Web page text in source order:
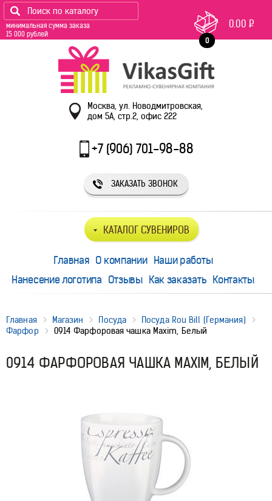
минимальная сумма заказа
15 000 рублей
0
0.00 Р
Москва, ул. Новодмитровская,
дом 5А, стр.2, офис 222
+7 (906) 701-98-88
ЗАКАЗАТЬ ЗВОНОК
КАТАЛОГ СУВЕНИРОВ
Главная О компании Наши работы
Нанесение логотипа Отзывы Как заказать Контакты
Главная Магазин Посуда
Посуда Rou Bill (Германия)
Фарфор
0914 Фарфоровая чашка Maxim, Белый
0914 ФАРФОРОВАЯ ЧАШКА MAXIM, БЕЛЫЙ